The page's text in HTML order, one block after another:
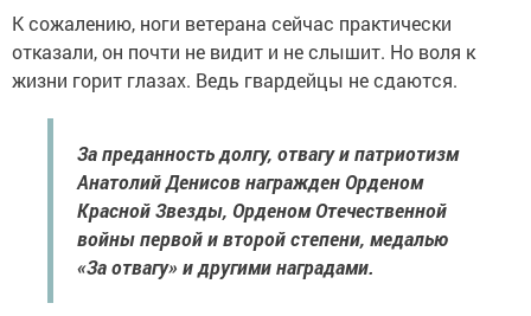
К сожалению, ноги ветерана сейчас практически
отказали, он почти не видит и не слышит. Но воля к
жизни горит глазах. Ведь гвардейцы не сдаются.
За преданность долгу, отвагу и патриотизм
Анатолий Денисов награжден Орденом
Красной Звезды, Орденом Отечественной
войны первой и второй степени, медалью
«За отвагу» и другими наградами.